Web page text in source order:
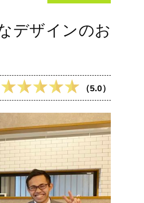
デザインのお
（5.0）